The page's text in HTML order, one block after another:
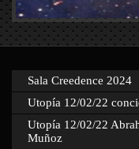
Sala Creedence 2024
Utopía 12/02/22
Utopía 12/02/22
Muñoz